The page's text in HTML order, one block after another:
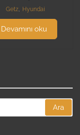
Getz, Hyundai
Devamını oku
Ara